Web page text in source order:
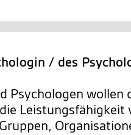
/ des
Psychologen wollen
Leistungsfähigkeit